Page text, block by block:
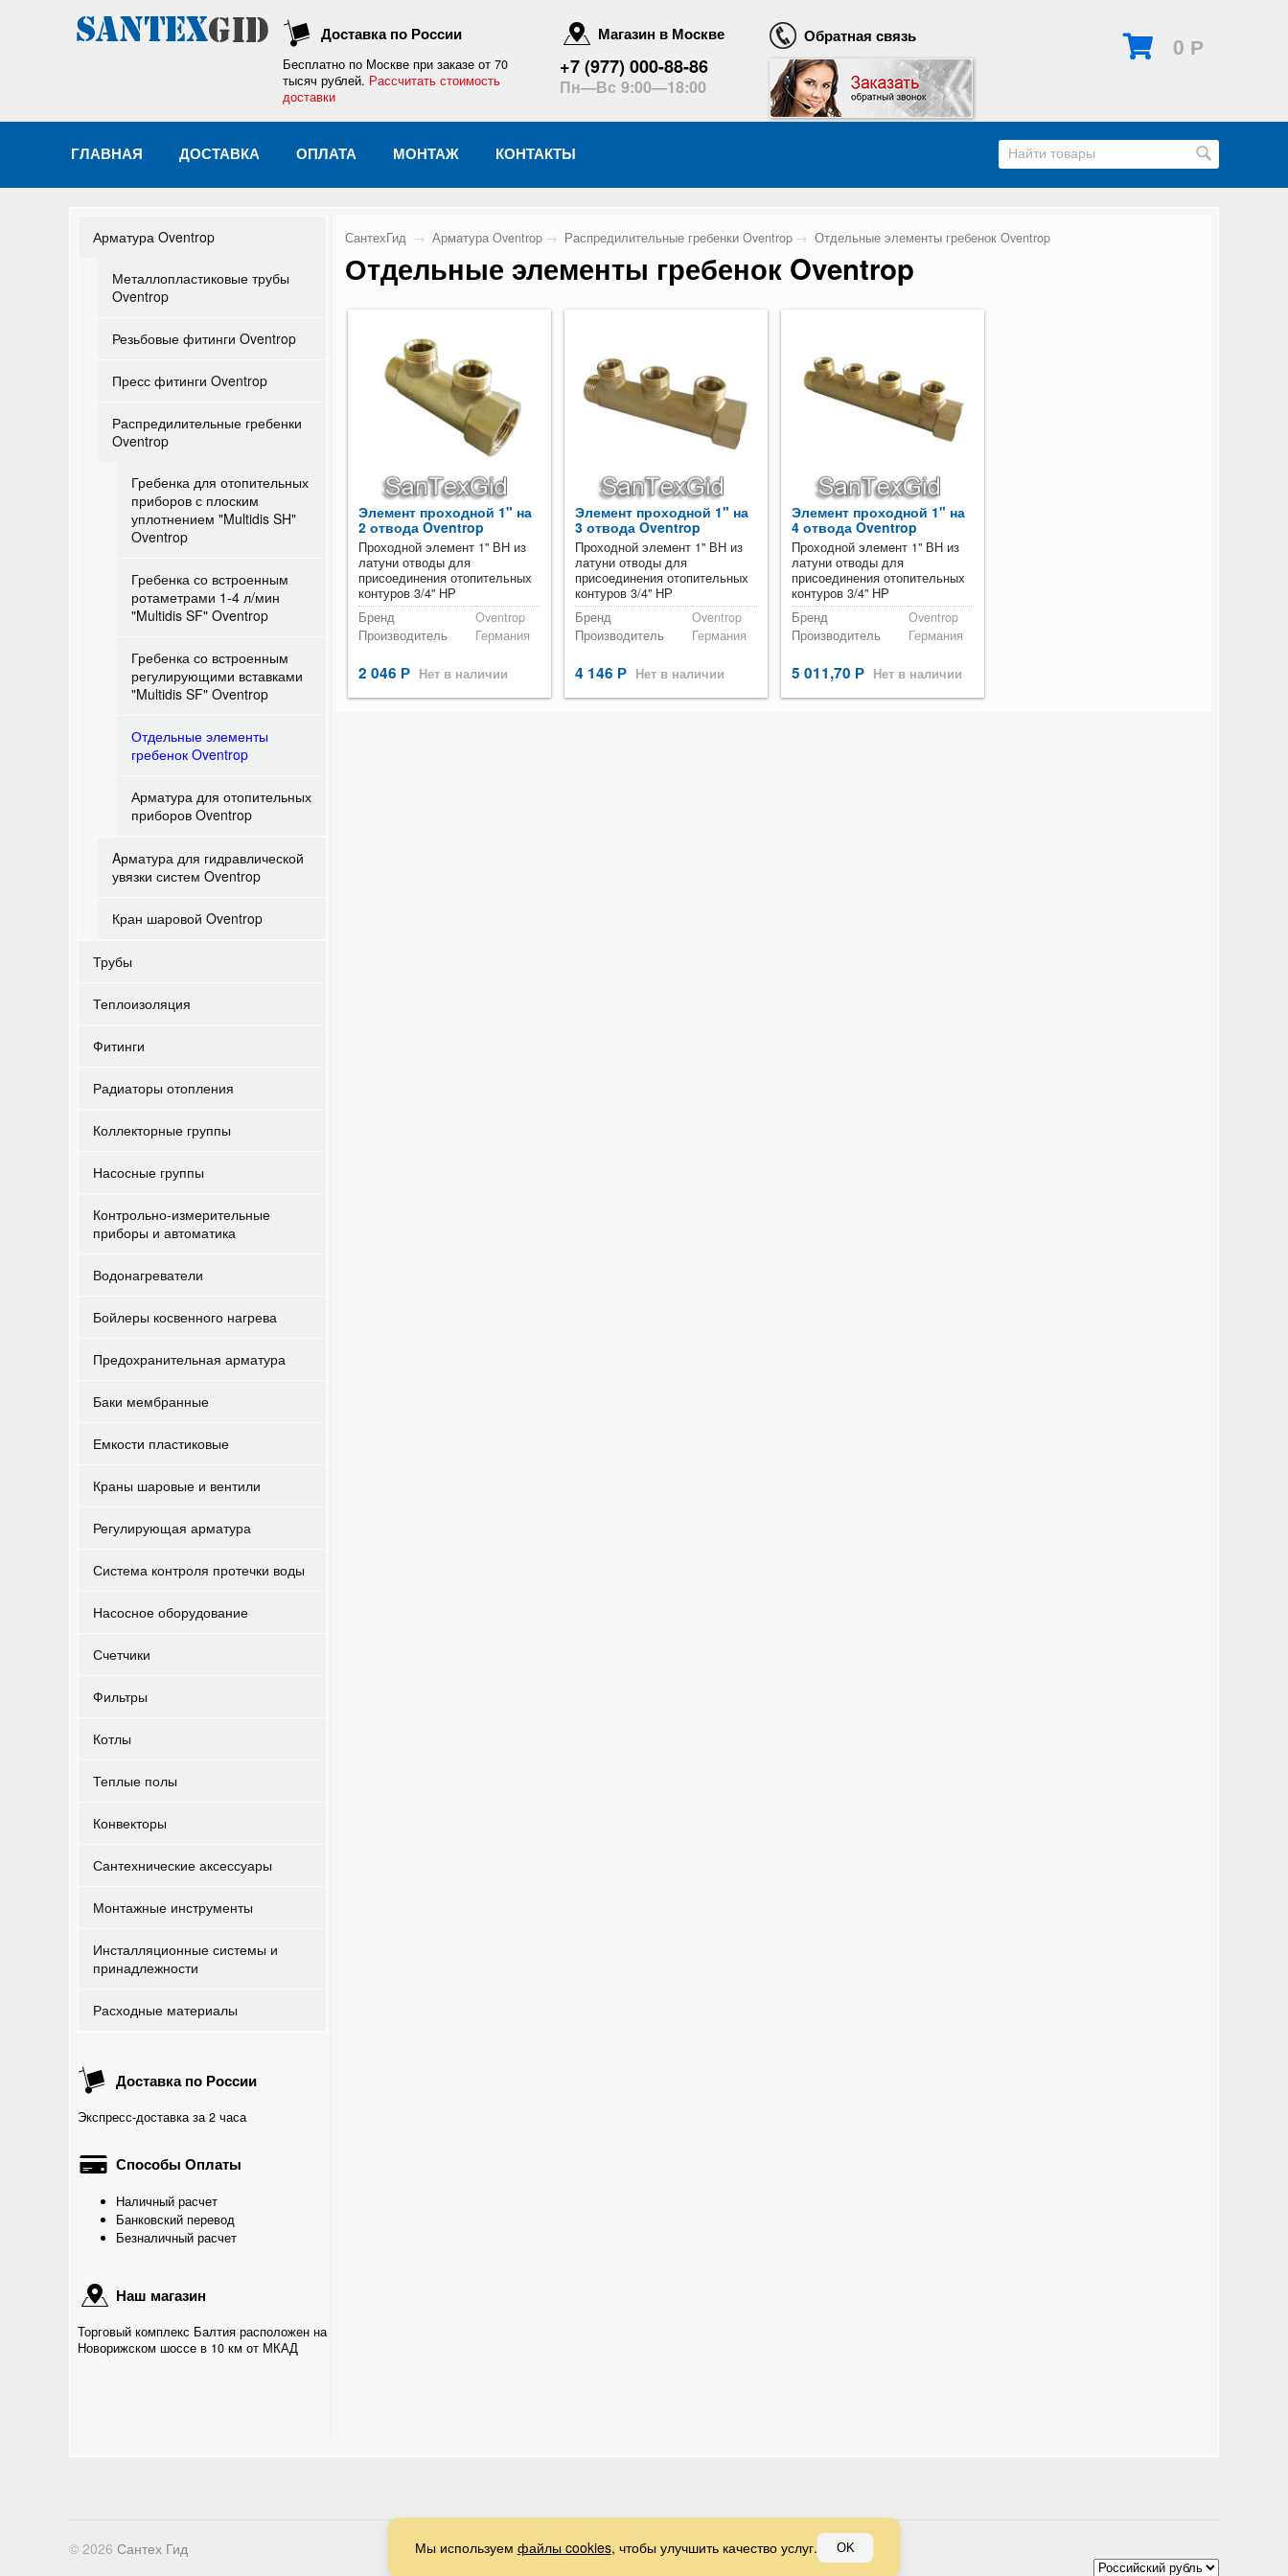
Доставка по России
Бесплатно по Москве при заказе от 70
тысяч рублей. Рассчитать стоимость
доставки
Магазин в Москве
+7 (977) 000-88-86
Пн—Вс 9:00—18:00
Обратная связь 0 Р
ГЛАВНАЯ ДОСТАВКА ОПЛАТА МОНТАЖ КОНТАКТЫ
Арматура Oventrop
Металлопластиковые трубы
Oventrop
Резьбовые фитинги Oventrop
Пресс фитинги Oventrop
Распредилительные гребенки
Oventrop
Гребенка для отопительных
приборов с плоским
уплотнением "Multidis SH"
Oventrop
Гребенка со встроенным
ротаметрами 1-4 л/мин
"Multidis SF" Oventrop
Гребенка со встроенным
регулирующими вставками
"Multidis SF" Oventrop
Отдельные элементы
гребенок Oventrop
Арматура для отопительных
приборов Oventrop
Aрматура для гидравлической
увязки систем Oventrop
Кран шаровой Oventrop
Трубы
Теплоизоляция
Фитинги
Радиаторы отопления
Коллекторные группы
Насосные группы
Контрольно-измерительные
приборы и автоматика
Водонагреватели
Бойлеры косвенного нагрева
Предохранительная арматура
Баки мембранные
Емкости пластиковые
Краны шаровые и вентили
Регулирующая арматура
Система контроля протечки воды
Насосное оборудование
Счетчики
Фильтры
Котлы
Теплые полы
Конвекторы
Сантехнические аксессуары
Монтажные инструменты
Инсталляционные системы и
принадлежности
Расходные материалы
Доставка по России
Экспресс-доставка за 2 часа
Способы Оплаты
Наличный расчет
Банковский перевод
Безналичный расчет
Наш магазин
Торговый комплекс Балтия расположен на
Новорижском шоссе в 10 км от МКАД
СантехГид → Арматура Oventrop → Распредилительные гребенки Oventrop → Отдельные элементы гребенок Oventrop
Отдельные элементы гребенок Oventrop
Элемент проходной 1" на
2 отвода Oventrop
Проходной элемент 1" ВН из
латуни отводы для
присоединения отопительных
контуров 3/4" НР
Бренд
Oventrop
Производитель
Германия
2 046 Р Нет в наличии
Элемент проходной 1" на
3 отвода Oventrop
Проходной элемент 1" ВН из
латуни отводы для
присоединения отопительных
контуров 3/4" НР
Бренд
Oventrop
Производитель
Германия
4 146 Р Нет в наличии
Элемент проходной 1" на
4 отвода Oventrop
Проходной элемент 1" ВН из
латуни отводы для
присоединения отопительных
контуров 3/4" НР
Бренд
Oventrop
Производитель
Германия
5 011,70 Р Нет в наличии
© 2026 Сантех Гид Мы используем файлы cookies, чтобы улучшить качество услуг. OK